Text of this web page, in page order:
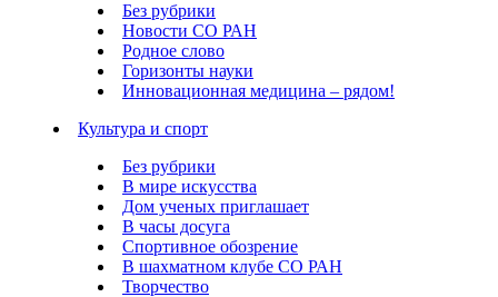
Без рубрики
Новости СО РАН
Родное слово
Горизонты науки
Инновационная медицина – рядом!
Культура и спорт
Без рубрики
В мире искусства
Дом ученых приглашает
В часы досуга
Спортивное обозрение
В шахматном клубе СО РАН
Творчество